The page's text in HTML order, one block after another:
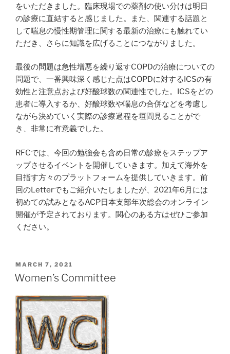
をいただきました。臨床現場での薬剤の使い分けは明日
の診療に直結すると感じました。また、関連する話題と
して喘息の慢性期管理に関する最新の治療にも触れてい
ただき、さらに知識を広げることにつながりました。
最後の問題は急性増悪を繰り返すCOPDの治療についての
問題で、一番興味深く感じた点はCOPDに対するICSの有
効性と注意点および好酸球数の関連性でした。ICSをどの
患者に導入するか、好酸球数や喘息の合併などを考慮し
ながら決めていく実際の診療過程を垣間見ることがで
き、非常に有意義でした。
RFCでは、今回の勉強会も含め日常の診療をステップア
ップさせるイベントを開催していきます。加えて海外を
目指す方々のプラットフォームを提供していきます。前
回のLetterでもご紹介いたしましたが、2021年6月には
初めての試みとなるACP日本支部年次総会のオンライン
開催が予定されております。関心のある方はぜひご参加
ください。
POSTED
ON
MARCH 7, 2021
Women’s Committee